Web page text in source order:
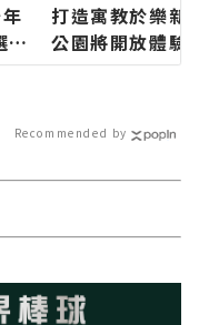
手
打造寓教於樂新
公園將開放體
網站各類新聞－
Recommended by